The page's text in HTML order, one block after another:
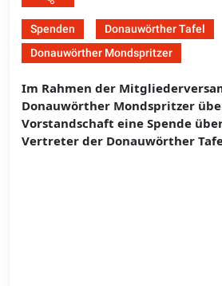
Spenden
Donauwörther Tafel
Donauwörther Mondspritzer
Im Rahmen der
Donauwörther Mondspritzer
Vorstandschaft eine Spende
Vertreter der Donauwörther